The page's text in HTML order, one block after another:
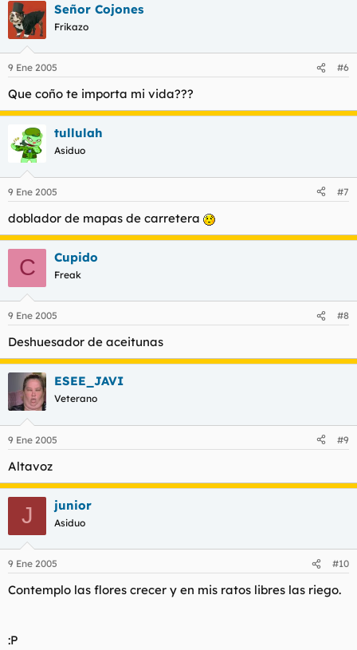
Señor Cojones
Frikazo
9 Ene 2005 #6
Que coño te importa mi vida???
tullulah
Asiduo
9 Ene 2005 #7
doblador de mapas de carretera
C Cupido
Freak
9 Ene 2005 #8
Deshuesador de aceitunas
ESEE_JAVI
Veterano
9 Ene 2005 #9
Altavoz
J junior
Asiduo
9 Ene 2005 #10
Contemplo las flores crecer y en mis ratos libres las riego.
:P